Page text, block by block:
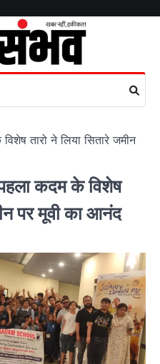
तारो ने लिया सितारे जमीन
कदम के विशेष
पर मूवी का आनंद